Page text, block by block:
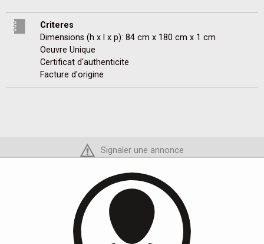
Criteres
Dimensions (h x l x p): 84 cm x 180 cm x 1 cm
Oeuvre Unique
Certificat d'authenticite
Facture d'origine
Signaler une annonce